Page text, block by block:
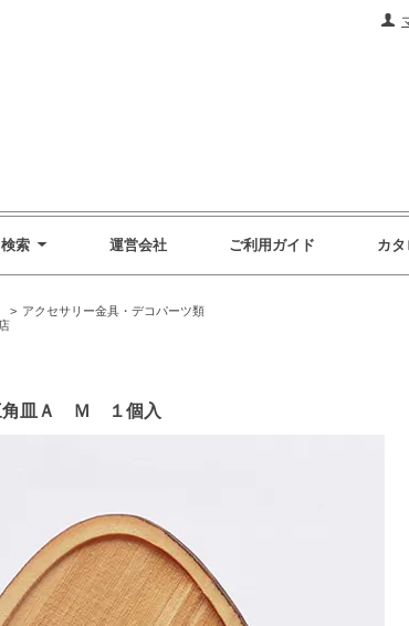
索 運営会社 ご利用ガイド カ
> アクセサリー金具・デコパーツ類
角皿Ａ Ｍ １個入